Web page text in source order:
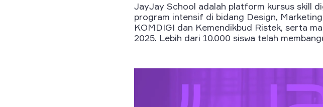
JayJay School adalah platform kursus skill
program intensif di bidang Design,
KOMDIGI dan Kemendikbud Ristek, serta
2025. Lebih dari 10.000 siswa telah